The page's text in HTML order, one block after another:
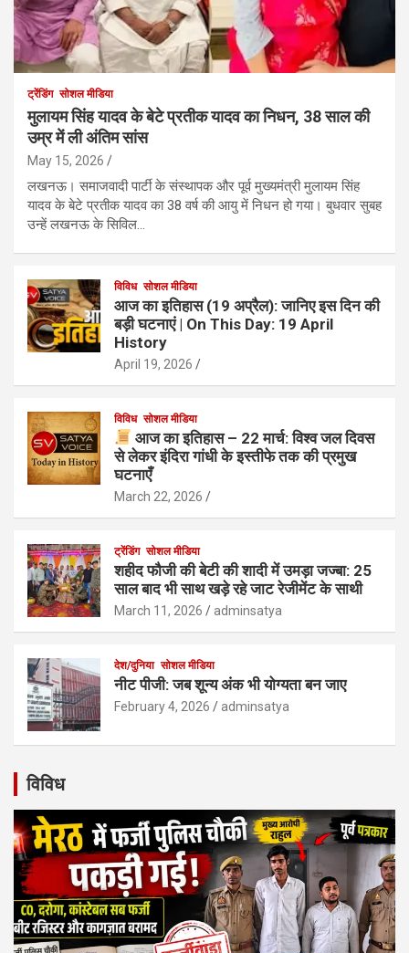
ट्रेंडिंग सोशल मीडिया
मुलायम सिंह यादव के बेटे प्रतीक यादव का निधन, 38 साल की
उम्र में ली अंतिम सांस
May 15, 2026
लखनऊ। समाजवादी पार्टी के संस्थापक और पूर्व मुख्यमंत्री मुलायम सिंह
यादव के बेटे प्रतीक यादव का 38 वर्ष की आयु में निधन हो गया। बुधवार सुबह
उन्हें लखनऊ के सिविल…
विविध सोशल मीडिया
आज का इतिहास (19 अप्रैल): जानिए इस दिन की
बड़ी घटनाएं | On This Day: 19 April
History
April 19, 2026
विविध सोशल मीडिया
आज का इतिहास – 22 मार्च: विश्व जल दिवस
से लेकर इंदिरा गांधी के इस्तीफे तक की प्रमुख
घटनाएँ
March 22, 2026
ट्रेंडिंग सोशल मीडिया
शहीद फौजी की बेटी की शादी में उमड़ा जज्बा: 25
साल बाद भी साथ खड़े रहे जाट रेजीमेंट के साथी
March 11, 2026 adminsatya
देश/दुनिया सोशल मीडिया
नीट पीजी: जब शून्य अंक भी योग्यता बन जाए
February 4, 2026 adminsatya
विविध